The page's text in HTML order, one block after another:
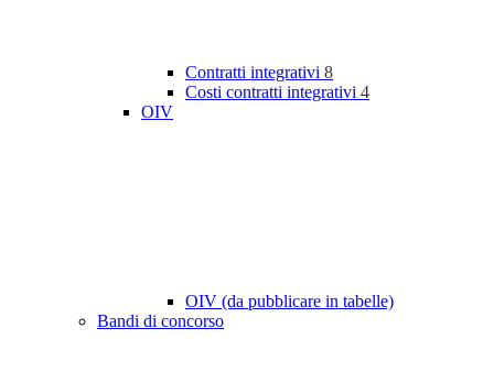
Contratti integrativi 8
Costi contratti integrativi 4
OIV
OIV (da pubblicare in tabelle)
Bandi di concorso